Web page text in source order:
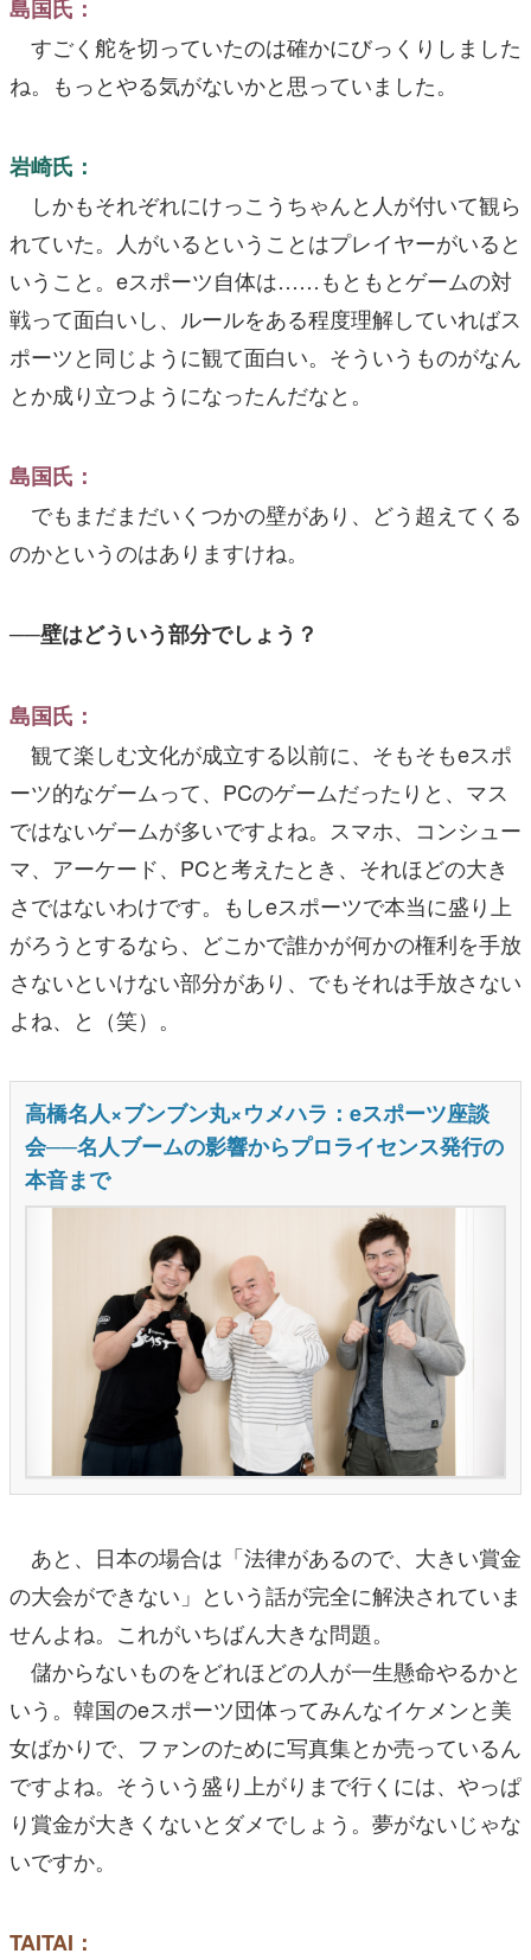
島国氏：
すごく舵を切っていたのは確かにびっくりしました
ね。もっとやる気がないかと思っていました。
岩崎氏：
しかもそれぞれにけっこうちゃんと人が付いて観ら
れていた。人がいるということはプレイヤーがいると
いうこと。eスポーツ自体は……もともとゲームの対
戦って面白いし、ルールをある程度理解していればス
ポーツと同じように観て面白い。そういうものがなん
とか成り立つようになったんだなと。
島国氏：
でもまだまだいくつかの壁があり、どう超えてくる
のかというのはありますけね。
──壁はどういう部分でしょう？
島国氏：
観て楽しむ文化が成立する以前に、そもそもeスポ
ーツ的なゲームって、PCのゲームだったりと、マス
ではないゲームが多いですよね。スマホ、コンシュー
マ、アーケード、PCと考えたとき、それほどの大き
さではないわけです。もしeスポーツで本当に盛り上
がろうとするなら、どこかで誰かが何かの権利を手放
さないといけない部分があり、でもそれは手放さない
よね、と（笑）。
あと、日本の場合は「法律があるので、大きい賞金
の大会ができない」という話が完全に解決されていま
せんよね。これがいちばん大きな問題。
儲からないものをどれほどの人が一生懸命やるかと
いう。韓国のeスポーツ団体ってみんなイケメンと美
女ばかりで、ファンのために写真集とか売っているん
ですよね。そういう盛り上がりまで行くには、やっぱ
り賞金が大きくないとダメでしょう。夢がないじゃな
いですか。
TAITAI：